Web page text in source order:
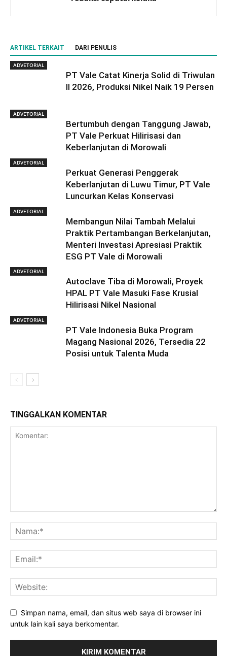
ARTIKEL TERKAIT DARI PENULIS
ADVETORIAL
PT Vale Catat Kinerja Solid di Triwulan
II 2026, Produksi Nikel Naik 19 Persen
ADVETORIAL
Bertumbuh dengan Tanggung Jawab,
PT Vale Perkuat Hilirisasi dan
Keberlanjutan di Morowali
ADVETORIAL
Perkuat Generasi Penggerak
Keberlanjutan di Luwu Timur, PT Vale
Luncurkan Kelas Konservasi
ADVETORIAL
Membangun Nilai Tambah Melalui
Praktik Pertambangan Berkelanjutan,
Menteri Investasi Apresiasi Praktik
ESG PT Vale di Morowali
ADVETORIAL
Autoclave Tiba di Morowali, Proyek
HPAL PT Vale Masuki Fase Krusial
Hilirisasi Nikel Nasional
ADVETORIAL
PT Vale Indonesia Buka Program
Magang Nasional 2026, Tersedia 22
Posisi untuk Talenta Muda
TINGGALKAN KOMENTAR
Simpan nama, email, dan situs web saya di browser ini
untuk lain kali saya berkomentar.